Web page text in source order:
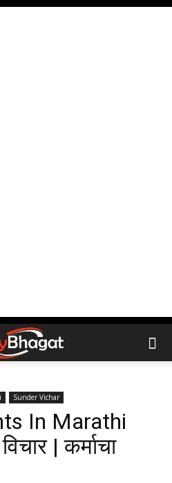
Sunder Vichar
In Marathi
| कर्माचा